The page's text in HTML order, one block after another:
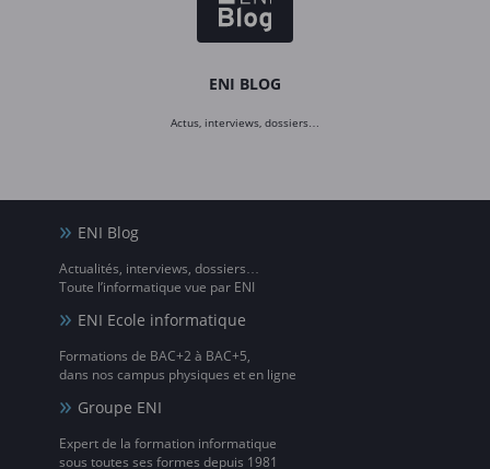
ENI BLOG
Actus, interviews, dossiers…
ENI Blog
Actualités, interviews, dossiers…
Toute l’informatique vue par ENI
ENI Ecole informatique
Formations de BAC+2 à BAC+5,
dans nos campus physiques et en ligne
Groupe ENI
Expert de la formation informatique
sous toutes ses formes depuis 1981